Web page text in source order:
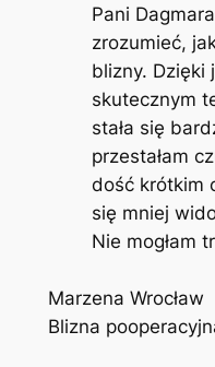
Pani
zrozumieć,
blizny. Dzięki
skutecznym
stała się
przestałam
dość krótkim
się mniej
Nie mogłam
Marzena Wrocław
Blizna